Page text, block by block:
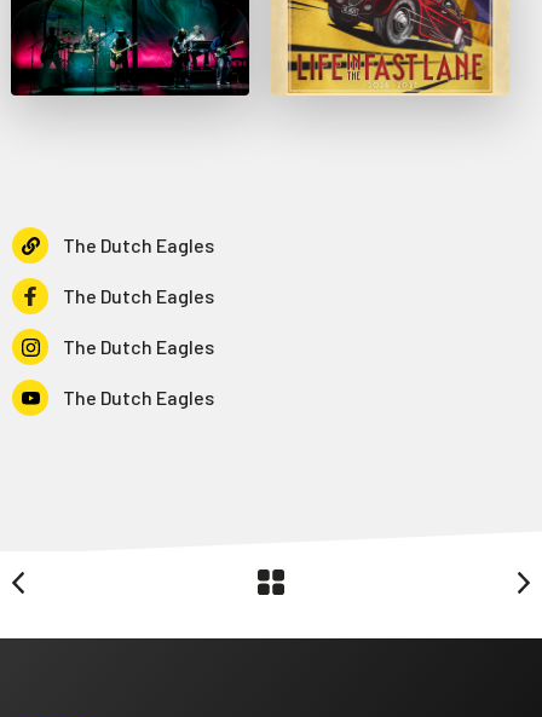
The Dutch Eagles
The Dutch Eagles
The Dutch Eagles
The Dutch Eagles